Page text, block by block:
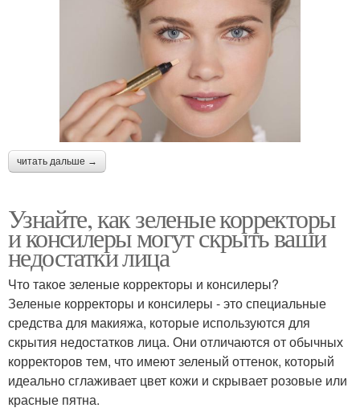
читать дальше →
Узнайте, как зеленые корректоры
и консилеры могут скрыть ваши
недостатки лица
Что такое зеленые корректоры и консилеры?
Зеленые корректоры и консилеры - это специальные
средства для макияжа, которые используются для
скрытия недостатков лица. Они отличаются от обычных
корректоров тем, что имеют зеленый оттенок, который
идеально сглаживает цвет кожи и скрывает розовые или
красные пятна.